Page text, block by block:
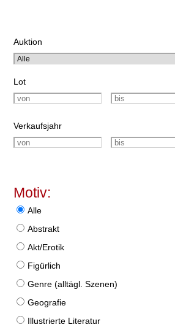
Auktion
Lot
Verkaufsjahr
Motiv:
Alle
Abstrakt
Akt/Erotik
Figürlich
Genre (alltägl. Szenen)
Geografie
Illustrierte Literatur